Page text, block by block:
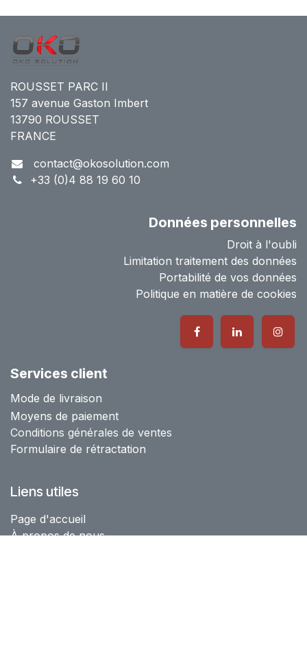
ROUSSET PARC II
157 avenue Gaston Imbert
13790 ROUSSET
FRANCE
contact@okosolution.com
+33 (0)4 88 19 60 10
Données personnelles
Droit à l'oubli
Limitation traitement des données
Portabilité de vos données
Politique en matière de cookies
Services client
Mode de livraison
Moyens de paiement
Conditions générales de ventes
Formulaire de rétractation
Liens utiles
Page d'accueil
À propos de nous